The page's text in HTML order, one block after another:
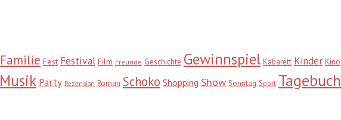
Familie Fest Festival Film Freunde Geschichte Gewinnspiel Kabarett Kinder Kino
Musik Party Rezension Roman Schoko Shopping Show Sonntag Sport Tagebuch